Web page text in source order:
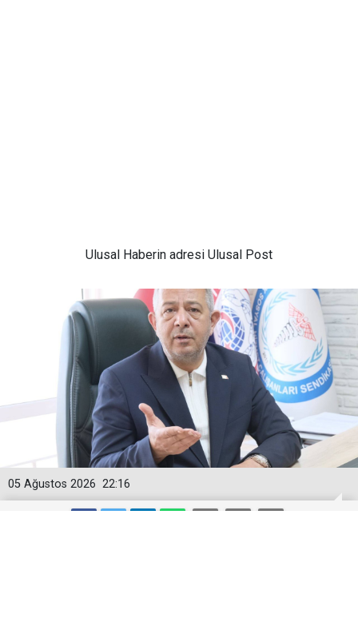
Ulusal Haberin adresi Ulusal Post
22:16
05 Ağustos 2026